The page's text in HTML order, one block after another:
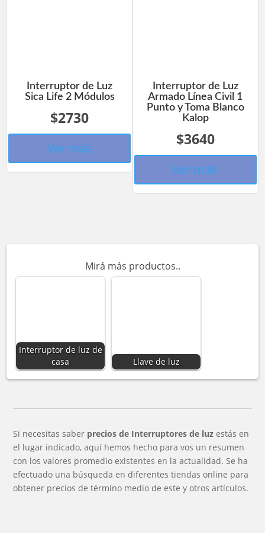
Interruptor de Luz
Sica Life 2 Módulos
$2730
Ver más
Interruptor de Luz
Armado Línea Civil 1
Punto y Toma Blanco
Kalop
$3640
Ver más
Mirá más productos..
Interruptor de luz de
casa
Llave de luz
Si necesitas saber precios de Interruptores de luz estás en
el lugar indicado, aquí hemos hecho para vos un resumen
con los valores promedio existentes en la actualidad. Se ha
efectuado una búsqueda en diferentes tiendas online para
obtener precios de término medio de este y otros artículos.